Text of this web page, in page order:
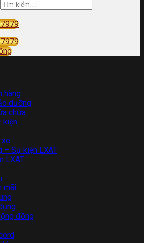
hàng
dưỡng
chữa
kiện
xe
– Sự kiện LXAT
LXAT
mãi
đồng